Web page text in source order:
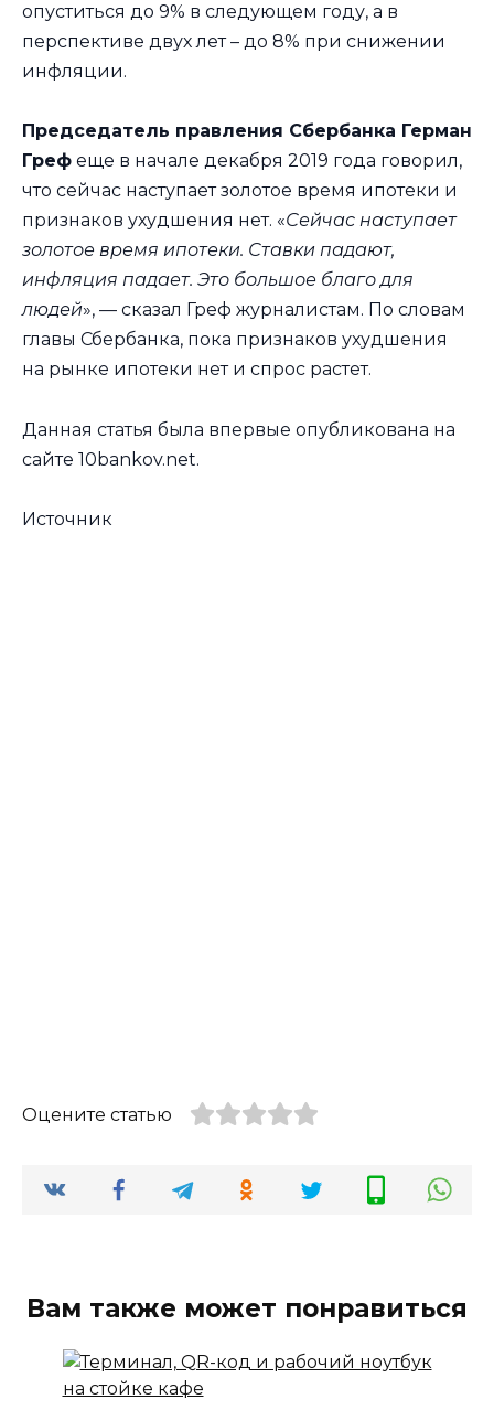
опуститься до 9% в следующем году, а в
перспективе двух лет – до 8% при снижении
инфляции.
Председатель правления Сбербанка Герман
Греф еще в начале декабря 2019 года говорил,
что сейчас наступает золотое время ипотеки и
признаков ухудшения нет. «Сейчас наступает
золотое время ипотеки. Ставки падают,
инфляция падает. Это большое благо для
людей», — сказал Греф журналистам. По словам
главы Сбербанка, пока признаков ухудшения
на рынке ипотеки нет и спрос растет.
Данная статья была впервые опубликована на
сайте 10bankov.net.
Источник
Оцените статью
Вам также может понравиться